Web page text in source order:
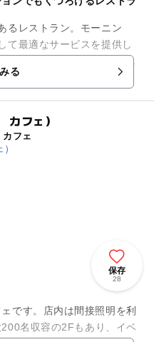
るレストラン。モーニン
て最適なサービスを提供し
イキングスタイルで、お好
る
フェ）
カフェ
保存
28
です。店内は間接照明を利
名収容の2Fもあり、イベ